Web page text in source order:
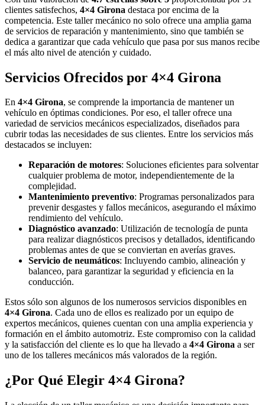
clientes satisfechos, 4×4 Girona destaca por encima de la
competencia. Este taller mecánico no solo ofrece una amplia gama
de servicios de reparación y mantenimiento, sino que también se
dedica a garantizar que cada vehículo que pasa por sus manos recibe
el más alto nivel de atención y cuidado.
Servicios Ofrecidos por 4×4 Girona
En 4×4 Girona, se comprende la importancia de mantener un
vehículo en óptimas condiciones. Por eso, el taller ofrece una
variedad de servicios mecánicos especializados, diseñados para
cubrir todas las necesidades de sus clientes. Entre los servicios más
destacados se incluyen:
Reparación de motores: Soluciones eficientes para solventar
cualquier problema de motor, independientemente de la
complejidad.
Mantenimiento preventivo: Programas personalizados para
prevenir desgastes y fallos mecánicos, asegurando el máximo
rendimiento del vehículo.
Diagnóstico avanzado: Utilización de tecnología de punta
para realizar diagnósticos precisos y detallados, identificando
problemas antes de que se conviertan en averías graves.
Servicio de neumáticos: Incluyendo cambio, alineación y
balanceo, para garantizar la seguridad y eficiencia en la
conducción.
Estos sólo son algunos de los numerosos servicios disponibles en
4×4 Girona. Cada uno de ellos es realizado por un equipo de
expertos mecánicos, quienes cuentan con una amplia experiencia y
formación en el ámbito automotriz. Este compromiso con la calidad
y la satisfacción del cliente es lo que ha llevado a 4×4 Girona a ser
uno de los talleres mecánicos más valorados de la región.
¿Por Qué Elegir 4×4 Girona?